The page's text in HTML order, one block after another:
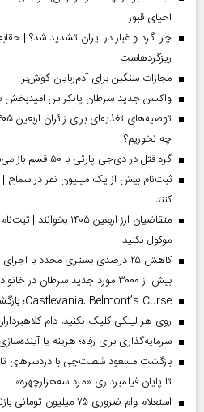
احیای قبور
چرا گرد و غبار در ایران تشدید شد؟ |
ریزگردهاست
مجازات سنگین برای آدم‌ربایان گوش‌بر
واکسن جدید سرطان پانکراس
چه نخوریم؟
گره قتل در دی‌جی پارتی با ۵۰ قسم باز می‌شود
ثبت‌نام بیش از یک میلیون نفر در سماح |
کنند
متقاضیان ارز اربعین
موکول نکنید
کاهش ۲۵ درصدی بستری مجدد با
بیش از ۳۰۰۰ مورد جدید سرطان در خانواده بیماران
Castlevania: Belmont’s Curse؛ بازگشت باشکوه شکارچیان خون‌آشام
روی هر لینکی کلیک نکنید، دام
سرمایه‌گذاری برای رفاه؛ هزینه یا
بازگشت مسعود شصت‌چی با دردسر‌های
تا پایان فیلمبرداری «مرد سه‌هزارچهره»
استعلام وام ضروری ۷۵